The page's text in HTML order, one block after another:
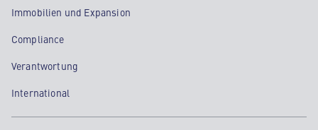
Immobilien und Expansion
Compliance
Verantwortung
International